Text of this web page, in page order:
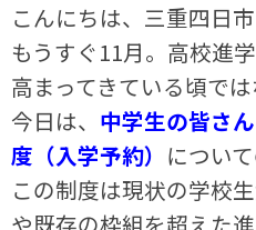
こんにちは、三重四日
もうすぐ11月。高校進
高まってきている頃では
今日は、 中学生の皆さ
度（入学予約） につい
この制度は現状の学校